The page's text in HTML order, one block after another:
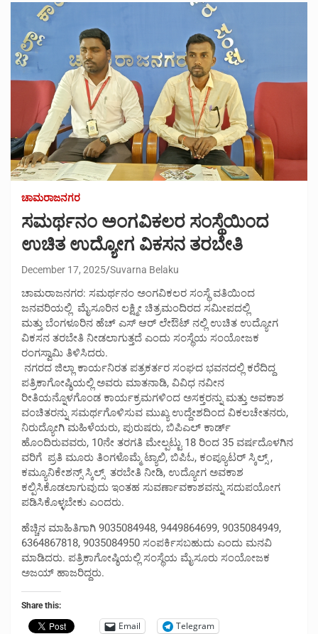
ಚಾಮರಾಜನಗರ
ಸಮರ್ಥನಂ ಅಂಗವಿಕಲರ ಸಂಸ್ಥೆಯಿಂದ
ಉಚಿತ ಉದ್ಯೋಗ ವಿಕಸನ ತರಬೇತಿ
December 17, 2025 Suvarna Belaku
ಚಾಮರಾಜನಗರ: ಸಮರ್ಥನಂ ಅಂಗವಿಕಲರ ಸಂಸ್ಥೆ ವತಿಯಿಂದ
ಜನವರಿಯಲ್ಲಿ ಮೈಸೂರಿನ ಲಕ್ಷ್ಮೀ ಚಿತ್ರಮಂದಿರದ ಸಮೀಪದಲ್ಲಿ
ಮತ್ತು ಬೆಂಗಳೂರಿನ ಹೆಚ್ ಎಸ್ ಆರ್ ಲೇಔಟ್ ನಲ್ಲಿ ಉಚಿತ ಉದ್ಯೋಗ
ವಿಕಸನ ತರಬೇತಿ ನೀಡಲಾಗುತ್ತದೆ ಎಂದು ಸಂಸ್ಥೆಯ ಸಂಯೋಜಕ
ರಂಗಸ್ವಾಮಿ ತಿಳಿಸಿದರು.
ನಗರದ ಜಿಲ್ಲಾ ಕಾರ್ಯನಿರತ ಪತ್ರಕರ್ತರ ಸಂಘದ ಭವನದಲ್ಲಿ ಕರೆದಿದ್ದ
ಪತ್ರಿಕಾಗೋಷ್ಠಿಯಲ್ಲಿ ಅವರು ಮಾತನಾಡಿ, ವಿವಿಧ ನವೀನ
ರೀತಿಯನ್ನೊಳಗೊಂಡ ಕಾರ್ಯಕ್ರಮಗಳಿಂದ ಅಸಕ್ತರನ್ನು ಮತ್ತು ಅವಕಾಶ
ವಂಚಿತರನ್ನು ಸಮರ್ಥಗೊಳಿಸುವ ಮುಖ್ಯ ಉದ್ದೇಶದಿಂದ ವಿಕಲಚೇತನರು,
ನಿರುದ್ಯೋಗಿ ಮಹಿಳೆಯರು, ಪುರುಷರು, ಬಿಪಿಎಲ್ ಕಾರ್ಡ್
ಹೊಂದಿರುವವರು, 10ನೇ ತರಗತಿ ಮೇಲ್ಪಟ್ಟು 18 ರಿಂದ 35 ವರ್ಷದೊಳಗಿನ
ವರಿಗೆ ಪ್ರತಿ ಮೂರು ತಿಂಗಳೊಮ್ಮೆ ಟ್ಯಾಲಿ, ಬಿಪಿಓ, ಕಂಪ್ಯೂಟರ್ ಸ್ಕಿಲ್ಸ್ ,
ಕಮ್ಯೂನಿಕೇಶನ್ಸ್ ಸ್ಕಿಲ್ಸ್ ತರಬೇತಿ ನೀಡಿ, ಉದ್ಯೋಗ ಅವಕಾಶ
ಕಲ್ಪಿಸಿಕೊಡಲಾಗುವುದು ಇಂತಹ ಸುವರ್ಣಾವಕಾಶವನ್ನು ಸದುಪಯೋಗ
ಪಡಿಸಿಕೊಳ್ಳಬೇಕು ಎಂದರು.
ಹೆಚ್ಚಿನ ಮಾಹಿತಿಗಾಗಿ 9035084948, 9449864699, 9035084949,
6364867818, 9035084950 ಸಂಪರ್ಕಿಸಬಹುದು ಎಂದು ಮನವಿ
ಮಾಡಿದರು. ಪತ್ರಿಕಾಗೋಷ್ಠಿಯಲ್ಲಿ ಸಂಸ್ಥೆಯ ಮೈಸೂರು ಸಂಯೋಜಕ
ಅಜಯ್ ಹಾಜರಿದ್ದರು.
Share this:
Email
Telegram